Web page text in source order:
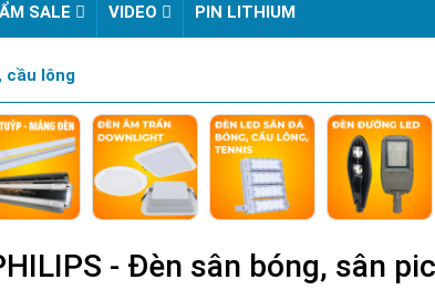
SALE VIDEO PIN LITHIUM
cầu lông
- Đèn sân bóng, sân